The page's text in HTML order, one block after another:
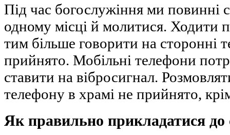
Під час богослужіння ми повинні
одному місці й молитися. Ходити
тим більше говорити на сторонні
прийнято. Мобільні телефони
ставити на вібросигнал.
телефону в храмі не прийнято,
Як правильно прикладатися до